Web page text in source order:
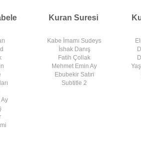
Kuran Suresi
Ay
Kabe İmamı Sudeys
İshak Danış
Fatih Çollak
Mehmet Emin Ay
Ebubekir Satıri
Subtitle 2